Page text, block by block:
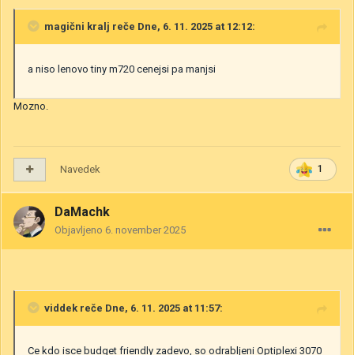
magični kralj reče Dne, 6. 11. 2025 at 12:12:
a niso lenovo tiny m720 cenejsi pa manjsi
Mozno.
1
Navedek
DaMachk
Objavljeno 6. november 2025
viddek reče Dne, 6. 11. 2025 at 11:57:
Ce kdo isce budget friendly zadevo, so odrabljeni Optiplexi 3070